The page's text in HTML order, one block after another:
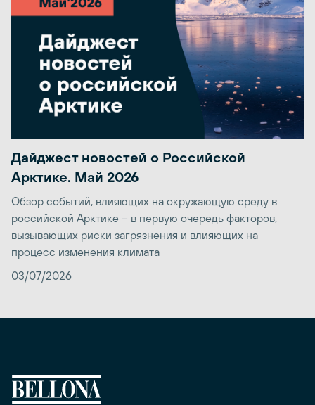
Дайджест новостей о Российской
Арктике. Май 2026
Обзор событий, влияющих на окружающую среду в
российской Арктике – в первую очередь факторов,
вызывающих риски загрязнения и влияющих на
процесс изменения климата
03/07/2026